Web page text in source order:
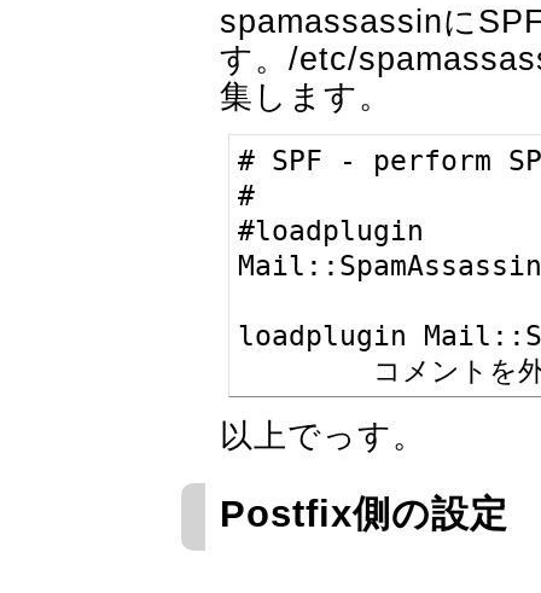
spamassassinに
す。/etc/
集します。
# SPF - perform
#
#loadplugin
loadplugin
コメント
以上でっす。
Postfix側の設定